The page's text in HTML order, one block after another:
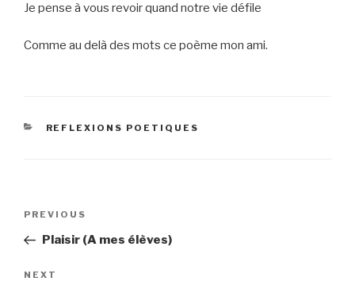
Je pense à vous revoir quand notre vie défile
Comme au delà des mots ce poème mon ami.
CATEGORIES
REFLEXIONS POETIQUES
Previous
Post
PREVIOUS
Plaisir (A mes élèves)
Next
NEXT